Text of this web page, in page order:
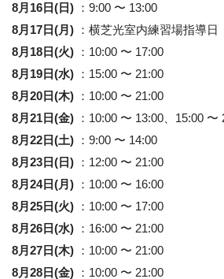
8月16日(日)
：9:00 〜 13:00
8月17日(月)
：横芝光室内練習場指導日
8月18日(火)
：10:00 〜 17:00
8月19日(水)
：15:00 〜 21:00
8月20日(木)
：10:00 〜 21:00
8月21日(金)
：10:00 〜 13:00、15:00 〜
8月22日(土)
：9:00 〜 14:00
8月23日(日)
：12:00 〜 21:00
8月24日(月)
：10:00 〜 16:00
8月25日(火)
：10:00 〜 17:00
8月26日(水)
：16:00 〜 21:00
8月27日(木)
：10:00 〜 21:00
8月28日(金)
：10:00 〜 21:00